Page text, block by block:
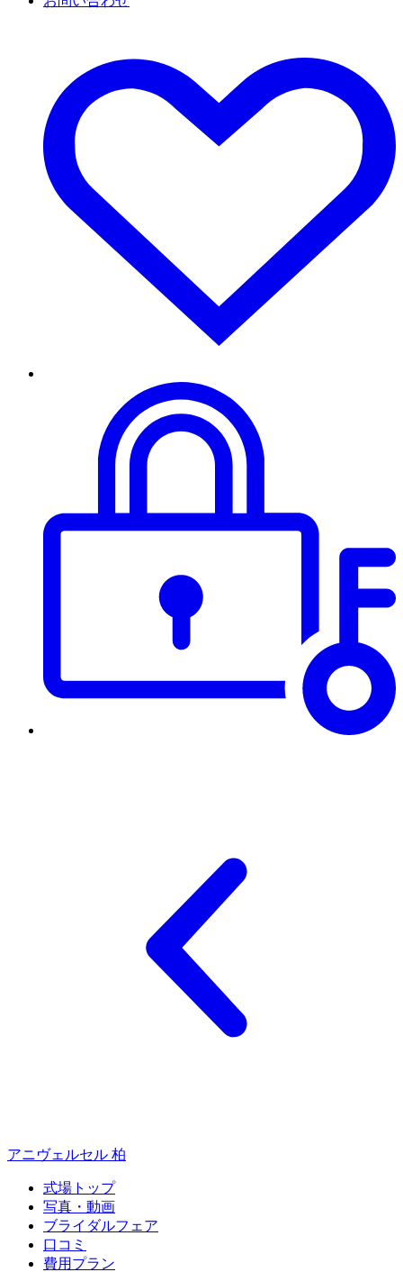
アニヴェルセル 柏
式場トップ
写真・動画
ブライダルフェア
口コミ
費用プラン